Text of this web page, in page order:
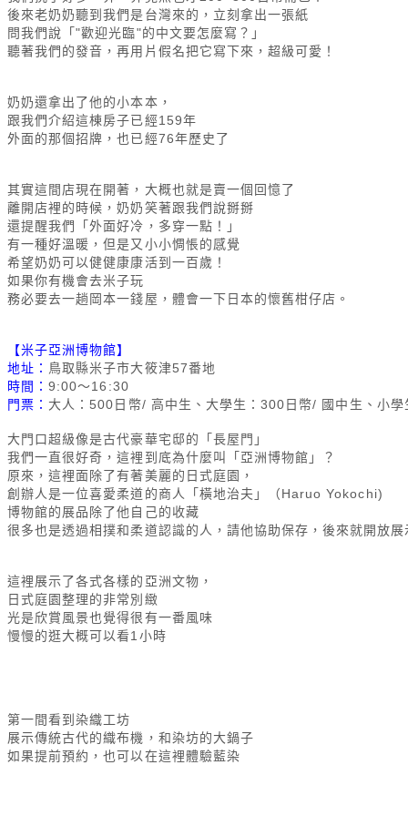
後來老奶奶聽到我們是台灣來的，立刻拿出一張紙
問我們說「"歡迎光臨"的中文要怎麼寫？」
聽著我們的發音，再用片假名把它寫下來，超級可愛！
奶奶還拿出了他的小本本，
跟我們介紹這棟房子已經159年
外面的那個招牌，也已經76年歷史了
其實這間店現在開著，大概也就是賣一個回憶了
離開店裡的時候，奶奶笑著跟我們說掰掰
還提醒我們「外面好冷，多穿一點！」
有一種好溫暖，但是又小小惆悵的感覺
希望奶奶可以健健康康活到一百歲！
如果你有機會去米子玩
務必要去一趟岡本一錢屋，體會一下日本的懷舊柑仔店。
【米子亞洲博物館】
地址： 鳥取縣米子市大筱津57番地
時間：9:00～16:30
門票： 大人：500日幣/ 高中生、大學生：300日幣/ 國中生、小學
大門口超級像是古代豪華宅邸的「長屋門」
我們一直很好奇，這裡到底為什麼叫「亞洲博物館」？
原來，這裡面除了有著美麗的日式庭園，
創辦人是一位喜愛柔道的商人「橫地治夫」（Haruo Yokochi)
博物館的展品除了他自己的收藏
很多也是透過相撲和柔道認識的人，請他協助保存，後來就開放
這裡展示了各式各樣的亞洲文物，
日式庭園整理的非常別緻
光是欣賞風景也覺得很有一番風味
慢慢的逛大概可以看1小時
第一間看到染織工坊
展示傳統古代的織布機，和染坊的大鍋子
如果提前預約，也可以在這裡體驗藍染